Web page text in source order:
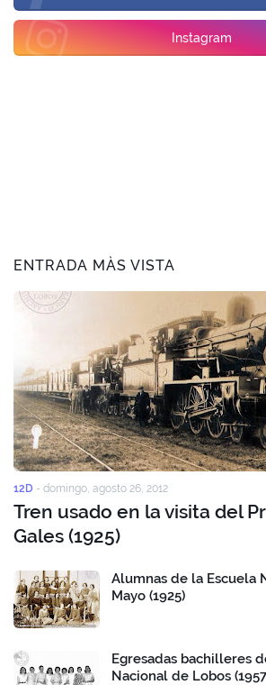
Instagram
ENTRADA MÀS VISTA
12D - domingo, agosto 26, 2012
Tren usado en la visita del
Gales (1925)
Alumnas de la Escuela
Mayo (1925)
Egresadas bachilleres
Nacional de Lobos